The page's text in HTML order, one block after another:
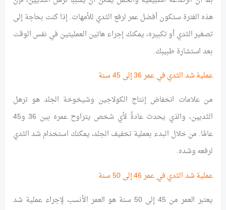
هذه الفترة ستكون أفضل عمر لرفع الثدي للأمهات. إذا كنت بحاجة إلى
تصغير الثدي أو تكبيره، يمكنك إجراء هاتين العمليتين في نفس الوقت
بعد استشارة طبيبك.
عملية شد الثدي في عمر 36 إلى 45 سنة
من علامات انخفاض إنتاج الكولاجين وشيخوخة الجلد هو ترهل
الثديين، والذي يحدث عادةً لأي شخص يتراوح عمره بين 36 و45
عامًا. من خلال البدء بعملية تخفيف الجلد، يمكنك استخدام شد الثدي
لرفعه وشده.
عملية شد الثدي في عمر 46 إلى 50 سنة
يعتبر العمر من 45 إلى 50 سنة هو العمر الأنسب لإجراء عملية شد